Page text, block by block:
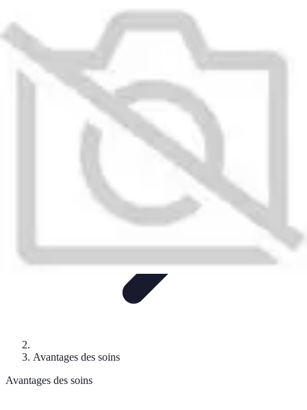
Pratiques et erreurs
Choix de l'infirmier
Innovation
Communication et Pratiques Communication
Infirmiers à Domicile
Avantages des soins
Avantages des soins